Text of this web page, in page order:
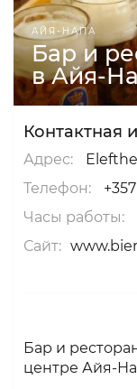
АЙЯ-НАПА
Бар и
в Айя-
Контактная
Адрес:
Телефон:
Часы работы:
Сайт:
Бар и
центре Айя-